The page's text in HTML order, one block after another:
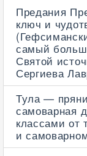
Предания
ключ и
самый
Святой
Сергиева
Тула —
самоварная
классами от
и